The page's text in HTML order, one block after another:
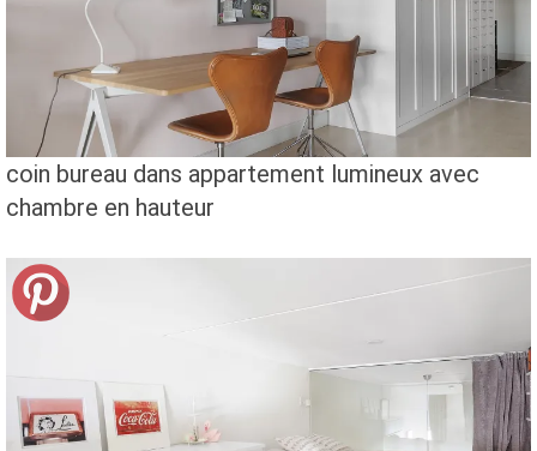
coin bureau dans appartement lumineux avec
chambre en hauteur